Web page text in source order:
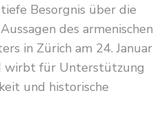
Besorgnis über die
des armenischen
in Zürich am 24. Januar
wirbt für Unterstützung
und historische